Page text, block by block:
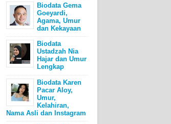
Biodata Gema
Goeyardi,
Agama, Umur
dan Kekayaan
Biodata
Ustadzah Nia
Hajar dan Umur
Lengkap
Biodata Karen
Pacar Aloy,
Umur,
Kelahiran,
Nama Asli dan Instagram